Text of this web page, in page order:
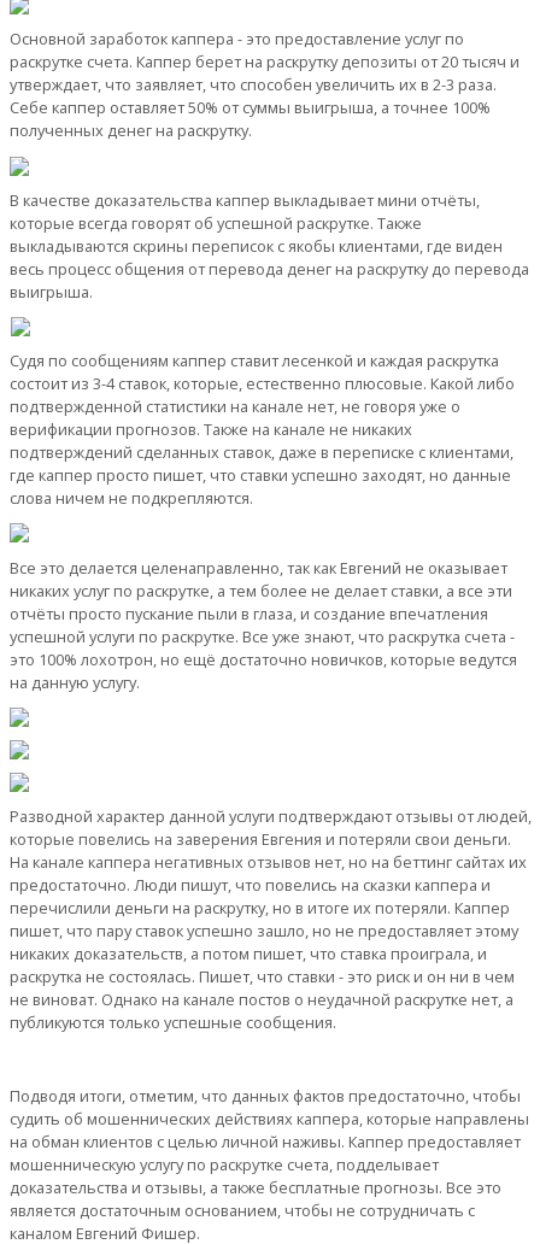
Основной заработок каппера - это предоставление услуг по
раскрутке счета. Каппер берет на раскрутку депозиты от 20 тысяч и
утверждает, что заявляет, что способен увеличить их в 2-3 раза.
Себе каппер оставляет 50% от суммы выигрыша, а точнее 100%
полученных денег на раскрутку.
В качестве доказательства каппер выкладывает мини отчёты,
которые всегда говорят об успешной раскрутке. Также
выкладываются скрины переписок с якобы клиентами, где виден
весь процесс общения от перевода денег на раскрутку до перевода
выигрыша.
Судя по сообщениям каппер ставит лесенкой и каждая раскрутка
состоит из 3-4 ставок, которые, естественно плюсовые. Какой либо
подтвержденной статистики на канале нет, не говоря уже о
верификации прогнозов. Также на канале не никаких
подтверждений сделанных ставок, даже в переписке с клиентами,
где каппер просто пишет, что ставки успешно заходят, но данные
слова ничем не подкрепляются.
Все это делается целенаправленно, так как Евгений не оказывает
никаких услуг по раскрутке, а тем более не делает ставки, а все эти
отчёты просто пускание пыли в глаза, и создание впечатления
успешной услуги по раскрутке. Все уже знают, что раскрутка счета -
это 100% лохотрон, но ещё достаточно новичков, которые ведутся
на данную услугу.
Разводной характер данной услуги подтверждают отзывы от людей,
которые повелись на заверения Евгения и потеряли свои деньги.
На канале каппера негативных отзывов нет, но на беттинг сайтах их
предостаточно. Люди пишут, что повелись на сказки каппера и
перечислили деньги на раскрутку, но в итоге их потеряли. Каппер
пишет, что пару ставок успешно зашло, но не предоставляет этому
никаких доказательств, а потом пишет, что ставка проиграла, и
раскрутка не состоялась. Пишет, что ставки - это риск и он ни в чем
не виноват. Однако на канале постов о неудачной раскрутке нет, а
публикуются только успешные сообщения.
Подводя итоги, отметим, что данных фактов предостаточно, чтобы
судить об мошеннических действиях каппера, которые направлены
на обман клиентов с целью личной наживы. Каппер предоставляет
мошенническую услугу по раскрутке счета, подделывает
доказательства и отзывы, а также бесплатные прогнозы. Все это
является достаточным основанием, чтобы не сотрудничать с
каналом Евгений Фишер.